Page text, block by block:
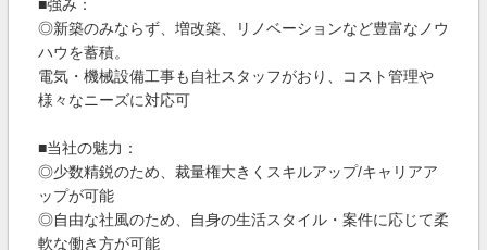
■強み：
◎新築のみならず、増改築、リノベーションなど豊富なノウ
ハウを蓄積。
電気・機械設備工事も自社スタッフがおり、コスト管理や
様々なニーズに対応可
■当社の魅力：
◎少数精鋭のため、裁量権大きくスキルアップ/キャリアア
ップが可能
◎自由な社風のため、自身の生活スタイル・案件に応じて柔
軟な働き方が可能